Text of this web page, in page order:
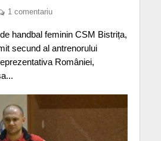
1 comentariu
handbal feminin CSM Bistrița,
secund al antrenorului
României,